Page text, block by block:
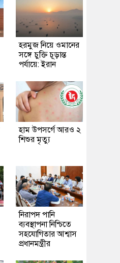
হরমুজ নিয়ে ওমানের
সঙ্গে চুক্তি চূড়ান্ত
পর্যায়ে: ইরান
হাম উপসর্গে আরও ২
শিশুর মৃত্যু
নিরাপদ পানি
ব্যবস্থাপনা নিশ্চিতে
সহযোগিতার আশ্বাস
প্রধানমন্ত্রীর